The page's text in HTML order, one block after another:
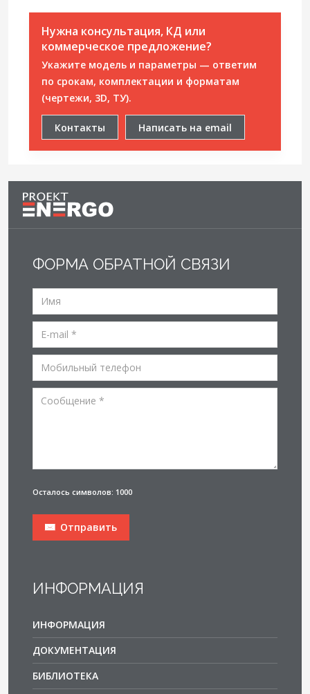
Нужна консультация, КД или
коммерческое предложение?
Укажите модель и параметры — ответим
по срокам, комплектации и форматам
(чертежи, 3D, ТУ).
Контакты Написать на email
ФОРМА ОБРАТНОЙ СВЯЗИ
Осталось символов: 1000
Отправить
ИНФОРМАЦИЯ
ИНФОРМАЦИЯ
ДОКУМЕНТАЦИЯ
БИБЛИОТЕКА